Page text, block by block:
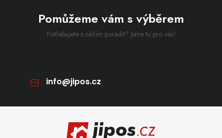
Pomůžeme vám s výběrem
Potřebujete s něčím poradit? Jsme tu pro vás!
info@jipos.cz
Zápatí